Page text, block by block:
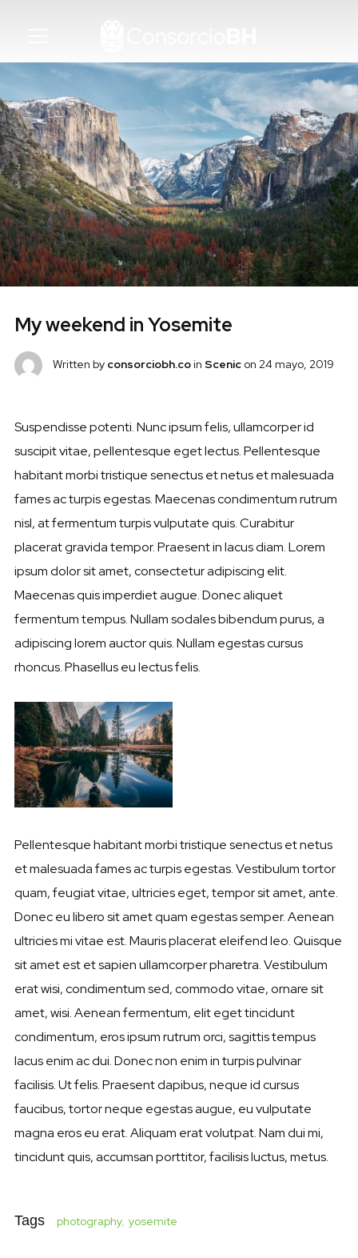
My weekend in Yosemite
Written by consorciobh.coin Scenicon 24 mayo, 2019
Suspendisse potenti. Nunc ipsum felis, ullamcorper id
suscipit vitae, pellentesque eget lectus. Pellentesque
habitant morbi tristique senectus et netus et malesuada
fames ac turpis egestas. Maecenas condimentum rutrum
nisl, at fermentum turpis vulputate quis. Curabitur
placerat gravida tempor. Praesent in lacus diam. Lorem
ipsum dolor sit amet, consectetur adipiscing elit.
Maecenas quis imperdiet augue. Donec aliquet
fermentum tempus. Nullam sodales bibendum purus, a
adipiscing lorem auctor quis. Nullam egestas cursus
rhoncus. Phasellus eu lectus felis.
Pellentesque habitant morbi tristique senectus et netus
et malesuada fames ac turpis egestas. Vestibulum tortor
quam, feugiat vitae, ultricies eget, tempor sit amet, ante.
Donec eu libero sit amet quam egestas semper. Aenean
ultricies mi vitae est. Mauris placerat eleifend leo. Quisque
sit amet est et sapien ullamcorper pharetra. Vestibulum
erat wisi, condimentum sed, commodo vitae, ornare sit
amet, wisi. Aenean fermentum, elit eget tincidunt
condimentum, eros ipsum rutrum orci, sagittis tempus
lacus enim ac dui. Donec non enim in turpis pulvinar
facilisis. Ut felis. Praesent dapibus, neque id cursus
faucibus, tortor neque egestas augue, eu vulputate
magna eros eu erat. Aliquam erat volutpat. Nam dui mi,
tincidunt quis, accumsan porttitor, facilisis luctus, metus.
Tags photography, yosemite